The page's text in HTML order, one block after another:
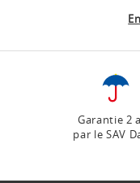
Garantie 2
par le SAV